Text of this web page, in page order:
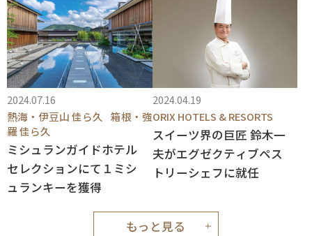
2024.07.16
熱海・伊豆山 佳ら久
箱根・強
羅 佳ら久
ミシュランガイドホテル
セレクションにて１ミシ
ュランキーを獲得
2024.04.19
ORIX HOTELS & RESORTS
スイーツ界の巨匠 鈴木一
夫がエグゼクティブペス
トリーシェフに就任
もっと見る